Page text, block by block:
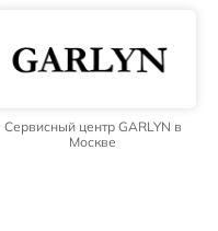
Сервисный центр GARLYN в
Москве